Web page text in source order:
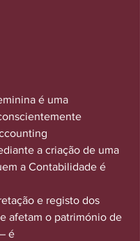
é uma
a criação de uma
a Contabilidade é
e registo dos
afetam o património de
é